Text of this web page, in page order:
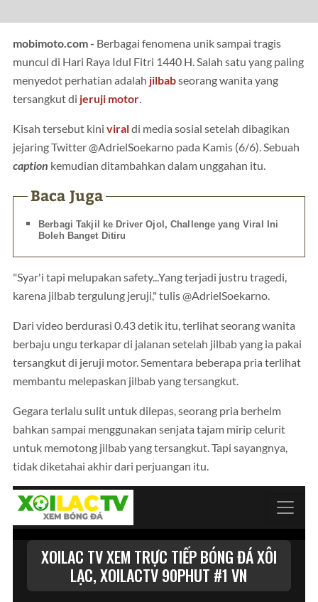
mobimoto.com - Berbagai fenomena unik sampai tragis
muncul di Hari Raya Idul Fitri 1440 H. Salah satu yang paling
menyedot perhatian adalah jilbabseorang wanita yang
tersangkut di jeruji motor.
Kisah tersebut kini viraldi media sosial setelah dibagikan
jejaring Twitter @AdrielSoekarno pada Kamis (6/6). Sebuah
caption kemudian ditambahkan dalam unggahan itu.
Baca Juga
Berbagi Takjil ke Driver Ojol, Challenge yang Viral Ini
Boleh Banget Ditiru
"Syar'i tapi melupakan safety...Yang terjadi justru tragedi,
karena jilbab tergulung jeruji," tulis @AdrielSoekarno.
Dari video berdurasi 0.43 detik itu, terlihat seorang wanita
berbaju ungu terkapar di jalanan setelah jilbab yang ia pakai
tersangkut di jeruji motor. Sementara beberapa pria terlihat
membantu melepaskan jilbab yang tersangkut.
Gegara terlalu sulit untuk dilepas, seorang pria berhelm
bahkan sampai menggunakan senjata tajam mirip celurit
untuk memotong jilbab yang tersangkut. Tapi sayangnya,
tidak diketahai akhir dari perjuangan itu.